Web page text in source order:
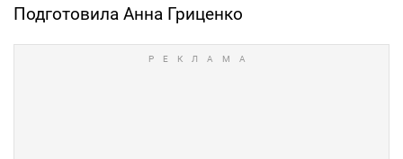
Подготовила Анна Гриценко